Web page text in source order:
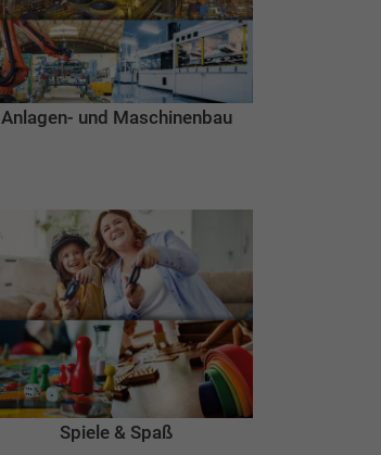
Anlagen- und Maschinenbau
Spiele & Spaß